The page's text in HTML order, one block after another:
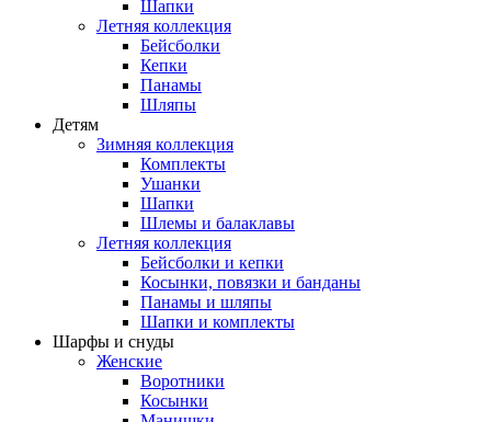
Шапки
Летняя коллекция
Бейсболки
Кепки
Панамы
Шляпы
Детям
Зимняя коллекция
Комплекты
Ушанки
Шапки
Шлемы и балаклавы
Летняя коллекция
Бейсболки и кепки
Косынки, повязки и банданы
Панамы и шляпы
Шапки и комплекты
Шарфы и снуды
Женские
Воротники
Косынки